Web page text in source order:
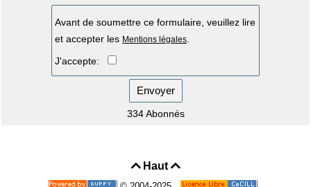
Avant de soumettre ce formulaire, veuillez lire
et accepter les Mentions légales
J'accepte:
Envoyer
334 Abonnés
Haut 